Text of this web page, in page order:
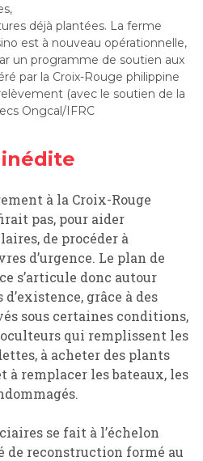
,
déjà plantées. La ferme
est à nouveau opérationnelle,
un programme de soutien aux
par la Croix-Rouge philippine
(avec le soutien de la
Ongcal/IFRC
à la Croix-Rouge
pas, pour aider
, de procéder à
d’urgence. Le plan de
s’articule donc autour
d’existence, grâce à des
sous certaines conditions,
qui remplissent les
à acheter des plants
à remplacer les bateaux, les
.
se fait à l’échelon
de reconstruction formé au